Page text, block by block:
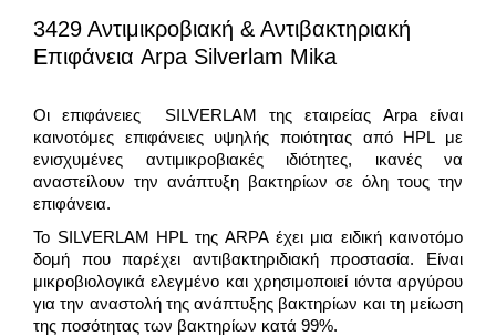
3429 Αντιμικροβιακή & Αντιβακτηριακή
Επιφάνεια Arpa Silverlam Mika
Οι επιφάνειες SILVERLAM της εταιρείας Arpa είναι
καινοτόμες επιφάνειες υψηλής ποιότητας από HPL με
ενισχυμένες αντιμικροβιακές ιδιότητες, ικανές να
αναστείλουν την ανάπτυξη βακτηρίων σε όλη τους την
επιφάνεια.
Το SILVERLAM HPL της ARPA έχει μια ειδική καινοτόμο
δομή που παρέχει αντιβακτηριδιακή προστασία. Είναι
μικροβιολογικά ελεγμένο και χρησιμοποιεί ιόντα αργύρου
για την αναστολή της ανάπτυξης βακτηρίων και τη μείωση
της ποσότητας των βακτηρίων κατά 99%.